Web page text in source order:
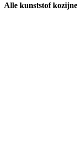
Alle kunststof